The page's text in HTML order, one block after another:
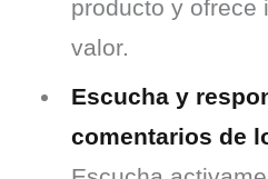
producto y ofrece
valor.
Escucha y
comentarios de